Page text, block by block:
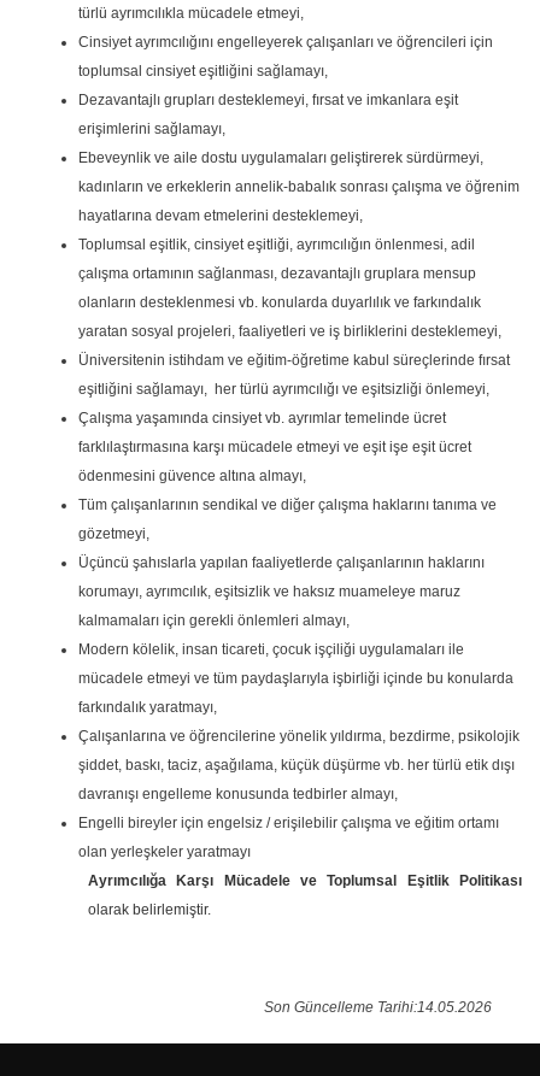
türlü ayrımcılıkla mücadele etmeyi,
Cinsiyet ayrımcılığını engelleyerek çalışanları ve öğrencileri için
toplumsal cinsiyet eşitliğini sağlamayı,
Dezavantajlı grupları desteklemeyi, fırsat ve imkanlara eşit
erişimlerini sağlamayı,
Ebeveynlik ve aile dostu uygulamaları geliştirerek sürdürmeyi,
kadınların ve erkeklerin annelik-babalık sonrası çalışma ve öğrenim
hayatlarına devam etmelerini desteklemeyi,
Toplumsal eşitlik, cinsiyet eşitliği, ayrımcılığın önlenmesi, adil
çalışma ortamının sağlanması, dezavantajlı gruplara mensup
olanların desteklenmesi vb. konularda duyarlılık ve farkındalık
yaratan sosyal projeleri, faaliyetleri ve iş birliklerini desteklemeyi,
Üniversitenin istihdam ve eğitim-öğretime kabul süreçlerinde fırsat
eşitliğini sağlamayı, her türlü ayrımcılığı ve eşitsizliği önlemeyi,
Çalışma yaşamında cinsiyet vb. ayrımlar temelinde ücret
farklılaştırmasına karşı mücadele etmeyi ve eşit işe eşit ücret
ödenmesini güvence altına almayı,
Tüm çalışanlarının sendikal ve diğer çalışma haklarını tanıma ve
gözetmeyi,
Üçüncü şahıslarla yapılan faaliyetlerde çalışanlarının haklarını
korumayı, ayrımcılık, eşitsizlik ve haksız muameleye maruz
kalmamaları için gerekli önlemleri almayı,
Modern kölelik, insan ticareti, çocuk işçiliği uygulamaları ile
mücadele etmeyi ve tüm paydaşlarıyla işbirliği içinde bu konularda
farkındalık yaratmayı,
Çalışanlarına ve öğrencilerine yönelik yıldırma, bezdirme, psikolojik
şiddet, baskı, taciz, aşağılama, küçük düşürme vb. her türlü etik dışı
davranışı engelleme konusunda tedbirler almayı,
Engelli bireyler için engelsiz / erişilebilir çalışma ve eğitim ortamı
olan yerleşkeler yaratmayı
Ayrımcılığa Karşı Mücadele ve Toplumsal Eşitlik Politikası
olarak belirlemiştir.
Son Güncelleme Tarihi:14.05.2026